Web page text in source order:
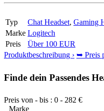
Typ Chat Headset, Gaming
Marke Logitech
Preis
Über 100 EUR
Produktbeschreibung › ➥ Preis
Finde dein Passendes
Preis von - bis : 0 - 282 €
Marke